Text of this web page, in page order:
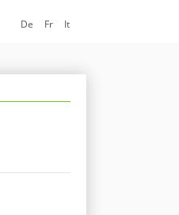
De Fr It